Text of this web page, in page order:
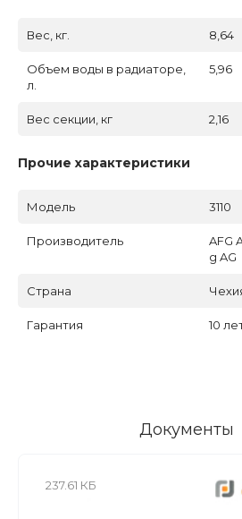
Вес, кг. 8,64
Объем воды в радиаторе,
л.
5,96
Вес секции, кг 2,16
Прочие характеристики
Модель 3110
Производитель
AFG
g AG
Страна
Гарантия 10
Документы
237.61 КБ